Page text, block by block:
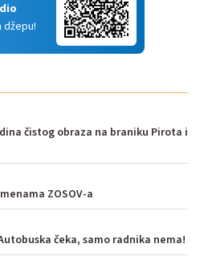
džepu!
čistog obraza na braniku Pirota i
ZOSOV-a
čeka, samo radnika nema!